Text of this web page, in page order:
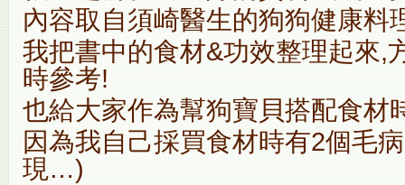
內容取自須崎醫生的狗狗健康料
我把書中的食材&功效整理起來,
時參考!
也給大家作為幫狗寶貝搭配食材
因為我自己採買食材時有2個毛
現…)